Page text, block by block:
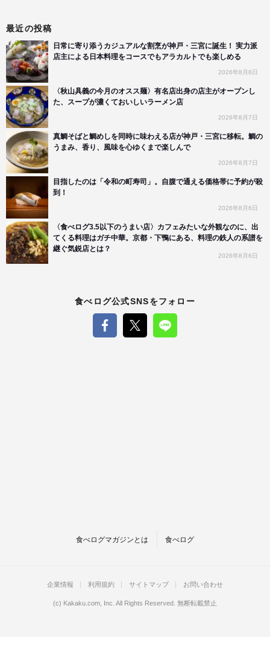
最近の投稿
日常に寄り添うカジュアルな割烹が神戸・三宮に誕生！ 実力派
店主による日本料理をコースでもアラカルトでも楽しめる
2026年8月8日
〈秋山具義の今月のオスス麺〉有名店出身の店主がオープンし
た、スープが濃くておいしいラーメン店
2026年8月7日
真鯛そばと鯛めしを同時に味わえる店が神戸・三宮に移転。鯛の
うまみ、香り、風味を心ゆくまで楽しんで
2026年8月7日
目指したのは「令和の町寿司」。自腹で通える価格帯に予約が殺
到！
2026年8月6日
〈食べログ3.5以下のうまい店〉カフェみたいな外観なのに、出
てくる料理はガチ中華。京都・下鴨にある、料理の鉄人の系譜を
継ぐ気鋭店とは？
2026年8月6日
食べログ公式SNSをフォロー
食べログマガジンとは 食べログ
企業情報 利用規約 サイトマップ お問い合わせ
(c) Kakaku.com, Inc. All Rights Reserved. 無断転載禁止